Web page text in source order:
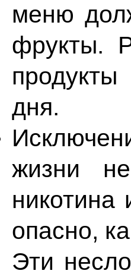
меню
фрукты.
дня.
жизни
никотина
опасно,
Эти